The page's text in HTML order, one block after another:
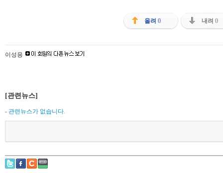
올려 0 내려 0
이성용
[관련뉴스]
- 관련뉴스가 없습니다.